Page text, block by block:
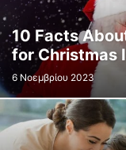
10 Facts
for Christmas
6 Νοεμβρίου 2023